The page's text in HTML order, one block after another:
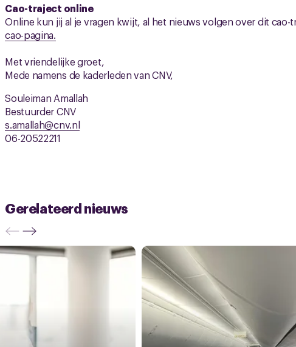
Cao-traject online
Online kun jij al je vragen kwijt, al het nieuws volgen over dit cao-
cao-pagina.
Met vriendelijke groet,
Mede namens de kaderleden van CNV,
Souleiman Amallah
Bestuurder CNV
s.amallah@cnv.nl
06-20522211
Gerelateerd nieuws